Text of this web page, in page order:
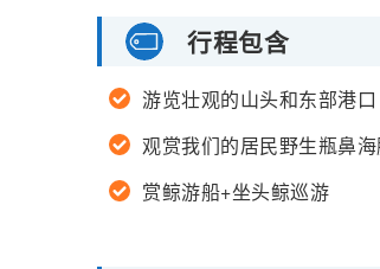
行程包含
游览壮观的山头和东部港口
观赏我们的居民野生瓶鼻
赏鲸游船+坐头鲸巡游